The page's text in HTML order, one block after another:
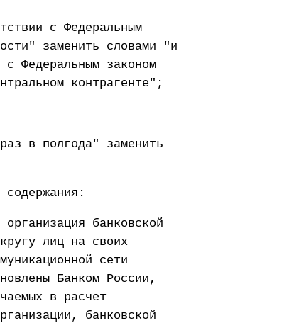
с Федеральным
заменить словами "и
с Федеральным законом
контрагенте";
в полгода" заменить
банковской
лиц на своих
сети
Банком России,
в расчет
банковской